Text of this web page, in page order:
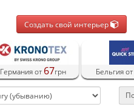
Создать свой интерьер
Германия от 67грн Бельгия